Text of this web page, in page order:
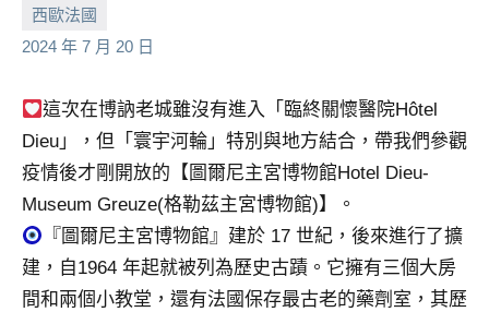
座、
部
及
旅
遊
雜
專
欄、
觀
西歐法國
2024 年 7 月 20 日
小
芳
No
comments
這次在博訥老城雖沒有進入「臨終關懷醫院Hôtel
Dieu」，但「寰宇河輪」特別與地方結合，帶我們參觀
疫情後才剛開放的【圖爾尼主宮博物館Hotel Dieu-
Museum Greuze(格勒茲主宮博物館)】。
『圖爾尼主宮博物館』建於 17 世紀，後來進行了擴
建，自1964 年起就被列為歷史古蹟。它擁有三個大房
間和兩個小教堂，還有法國保存最古老的藥劑室，其歷